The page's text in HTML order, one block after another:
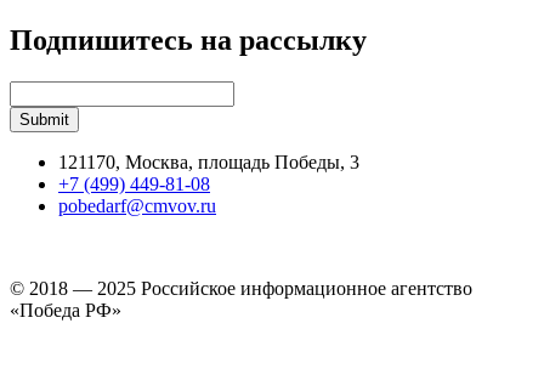
Подпишитесь на рассылку
121170, Москва, площадь Победы, 3
+7 (499) 449-81-08
pobedarf@cmvov.ru
© 2018 — 2025 Российское информационное агентство
«Победа РФ»